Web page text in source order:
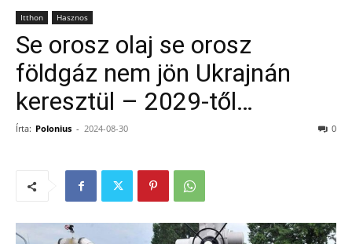
Itthon Hasznos
Se orosz olaj se orosz
földgáz nem jön Ukrajnán
keresztül – 2029-től…
Írta: Polonius - 2024-08-30 0